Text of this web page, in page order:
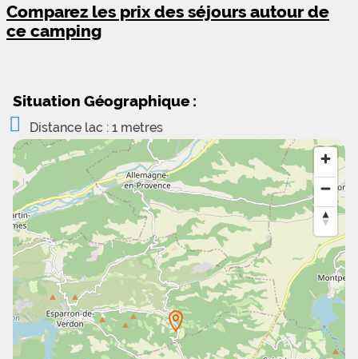
Comparez les prix des séjours autour de
ce camping
Situation Géographique :
Distance lac : 1 metres